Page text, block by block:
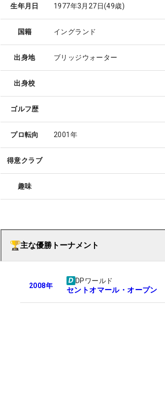
生年月日 1977年3月27日(49歳)
国籍 イングランド
出身地 ブリッジウォーター
出身校
ゴルフ歴
プロ転向 2001年
得意クラブ
趣味
主な優勝トーナメント
2008年
DPワールド
セントオマール・オープン